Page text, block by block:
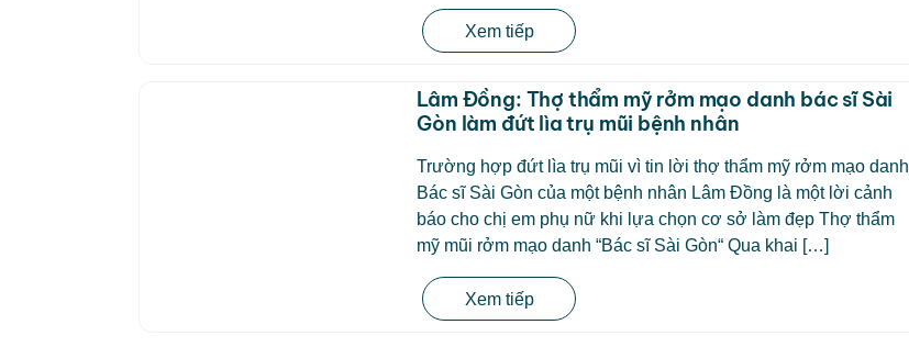
Xem tiếp
Lâm Đồng: Thợ thẩm mỹ rởm mạo danh bác sĩ Sài
Gòn làm đứt lìa trụ mũi bệnh nhân
Trường hợp đứt lìa trụ mũi vì tin lời thợ thẩm mỹ rởm mạo danh
Bác sĩ Sài Gòn của một bệnh nhân Lâm Đồng là một lời cảnh
báo cho chị em phụ nữ khi lựa chọn cơ sở làm đẹp Thợ thẩm
mỹ mũi rởm mạo danh “Bác sĩ Sài Gòn“ Qua khai […]
Xem tiếp